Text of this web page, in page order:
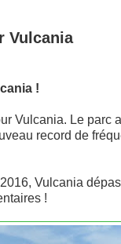
Vulcania
!
Vulcania. Le parc
record de
Vulcania
!